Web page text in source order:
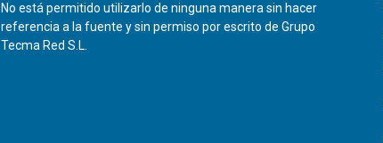
No está permitido utilizarlo de ninguna manera sin hacer
referencia a la fuente y sin permiso por escrito de Grupo
Tecma Red S.L.